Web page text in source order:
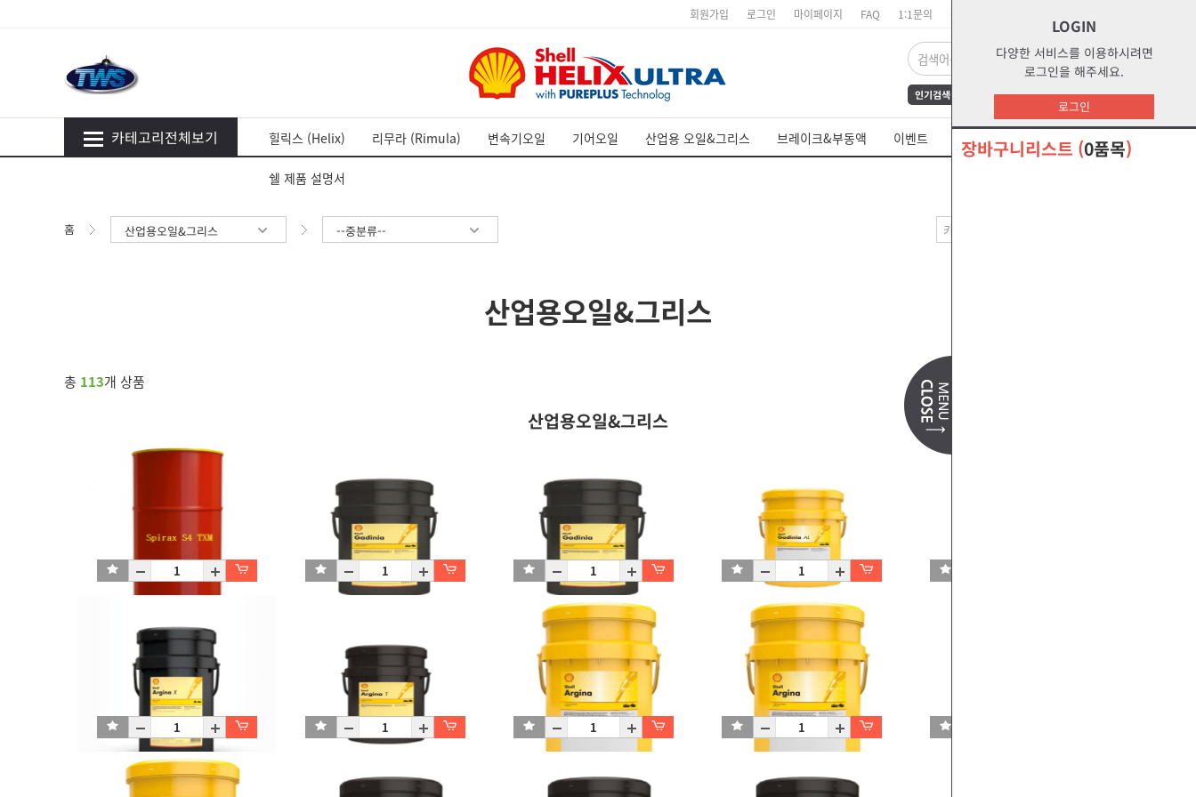
카테고리전체보기
LOGIN
다양한 서비스를 이용하시려면
로그인을 해주세요.
로그인
장바구니리스트 (0품목)
회원가입 로그인 마이페이지 FAQ 1:1문의 장바구니
인기검색어 FrAmE30 12
s1
water
부동액
s2g
glycol
오말라s2g
힐릭스 (Helix) 리무라 (Rimula) 변속기오일 기어오일 산업용 오일&그리스 브레이크&부동액 이벤트 쉘 제품 MSDS
쉘 제품 설명서
홈 산업용오일&그리스 --중분류--
산업용오일&그리스
총 113개 상품
산업용오일&그리스
Spirax S4 TXM_1*200L
Gadinia S3 40
Gadinia S3 30
Gadinia AL 30